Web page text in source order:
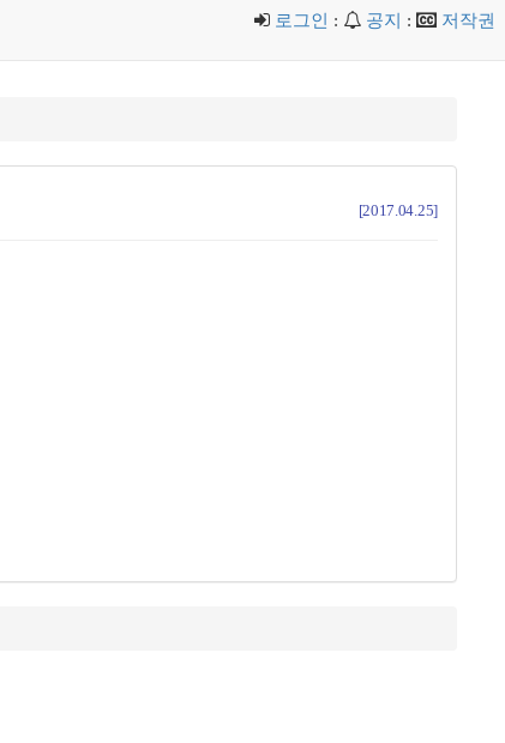
로그인 : 공지 : 저작권
[2017.04.25]